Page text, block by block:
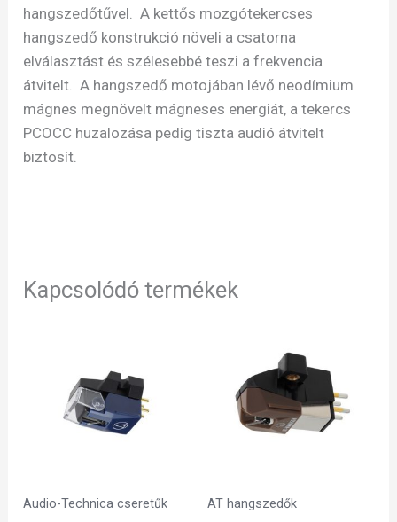
hangszedőtűvel. A kettős mozgótekercses
hangszedő konstrukció növeli a csatorna
elválasztást és szélesebbé teszi a frekvencia
átvitelt. A hangszedő motojában lévő neodímium
mágnes megnövelt mágneses energiát, a tekercs
PCOCC huzalozása pedig tiszta audió átvitelt
biztosít.
Kapcsolódó termékek
Audio-Technica cseretűk AT hangszedők